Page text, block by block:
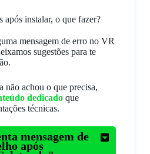
após instalar, o que fazer?
mensagem de erro no VR
sugestões para te
não achou o que precisa,
dedicado que
técnicas.
mensagem de
após